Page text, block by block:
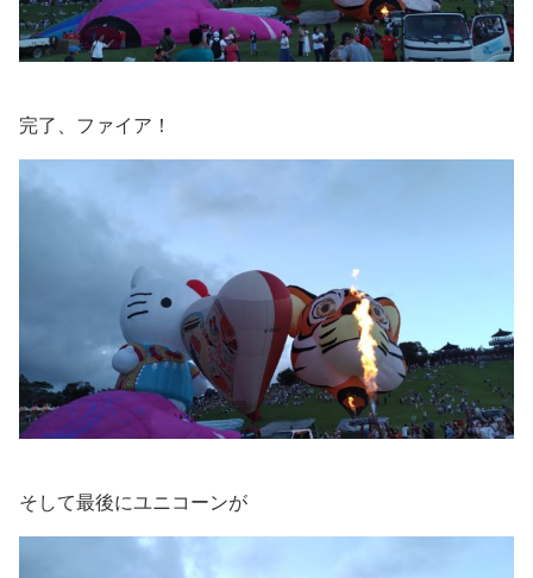
完了、ファイア！
そして最後にユニコーンが